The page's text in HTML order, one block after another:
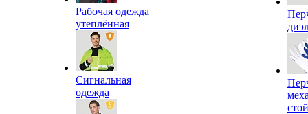
Рабочая одежда
утеплённая
Сигнальная
одежда